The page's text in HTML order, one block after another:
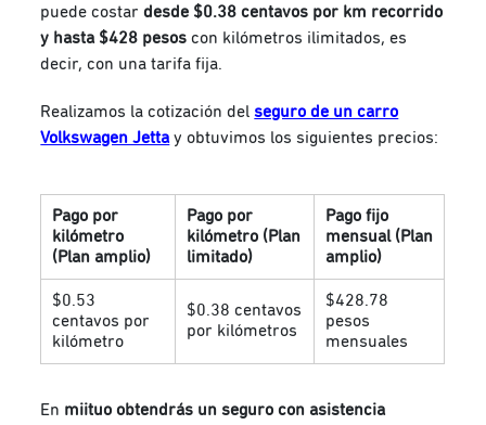
puede costardesde $0.38 centavos por km recorrido
y hasta $428 pesos con kilómetros ilimitados, es
decir, con una tarifa fija.
Realizamos la cotización delseguro de un carro
Volkswagen Jetta y obtuvimos los siguientes precios:
Pago por
kilómetro
(Plan amplio)
Pago por
kilómetro (Plan
limitado)
Pago fijo
mensual (Plan
amplio)
$0.53
centavos por
kilómetro
$0.38 centavos
por kilómetros
$428.78
pesos
mensuales
En miituo obtendrás un seguro con asistencia